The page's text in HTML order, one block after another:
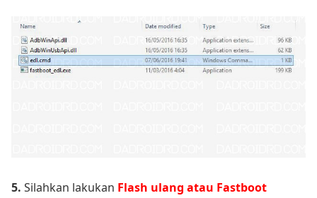
5. Silahkan lakukan Flash ulang atau Fastboot